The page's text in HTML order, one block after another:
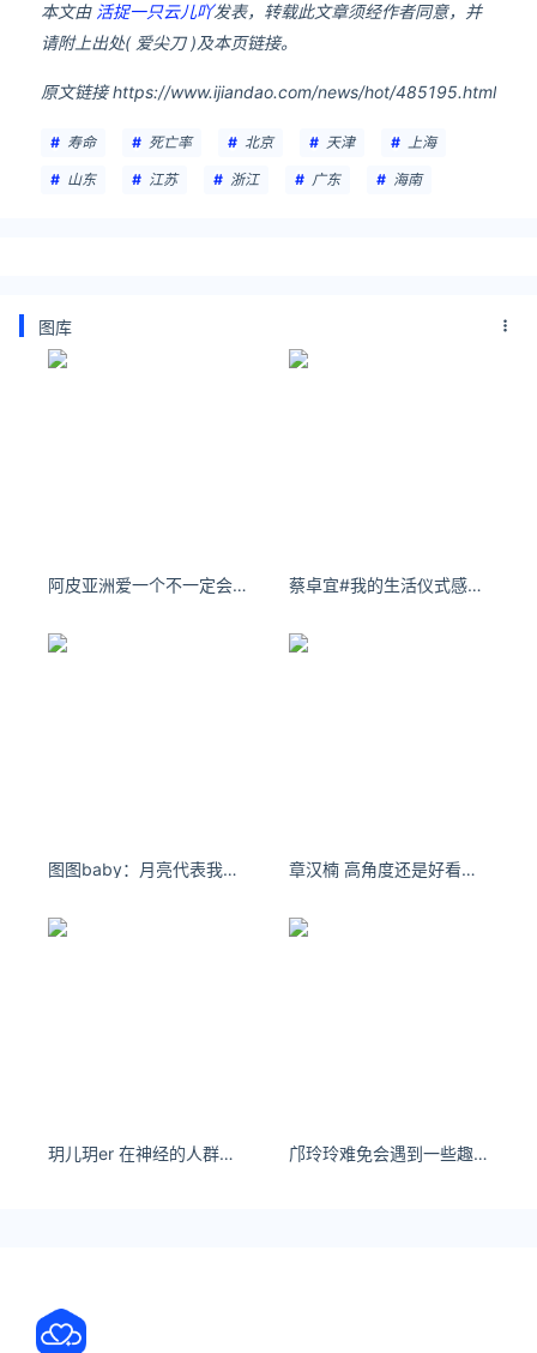
本文由 活捉一只云儿吖发表，转载此文章须经作者同意，并
请附上出处( 爱尖刀 )及本页链接。
原文链接 https://www.ijiandao.com/news/hot/485195.html
寿命 死亡率 北京 天津 上海
山东 江苏 浙江 广东 海南
图库
阿皮亚洲爱一个不一定会拥有，拥有一个人就一定要好好去爱他。 蔡卓宜#我的生活仪式感# 抓住换季的尾巴，再穿一次背心去拥抱夏天吧
图图baby：月亮代表我的心。#纯欲天花板 章汉楠 高角度还是好看嗷 ​​​这个特效好好看啊！！ ​​​
玥儿玥er 在神经的人群里呆久了，我发现我正常了 邝玲玲难免会遇到一些趣事和八卦。